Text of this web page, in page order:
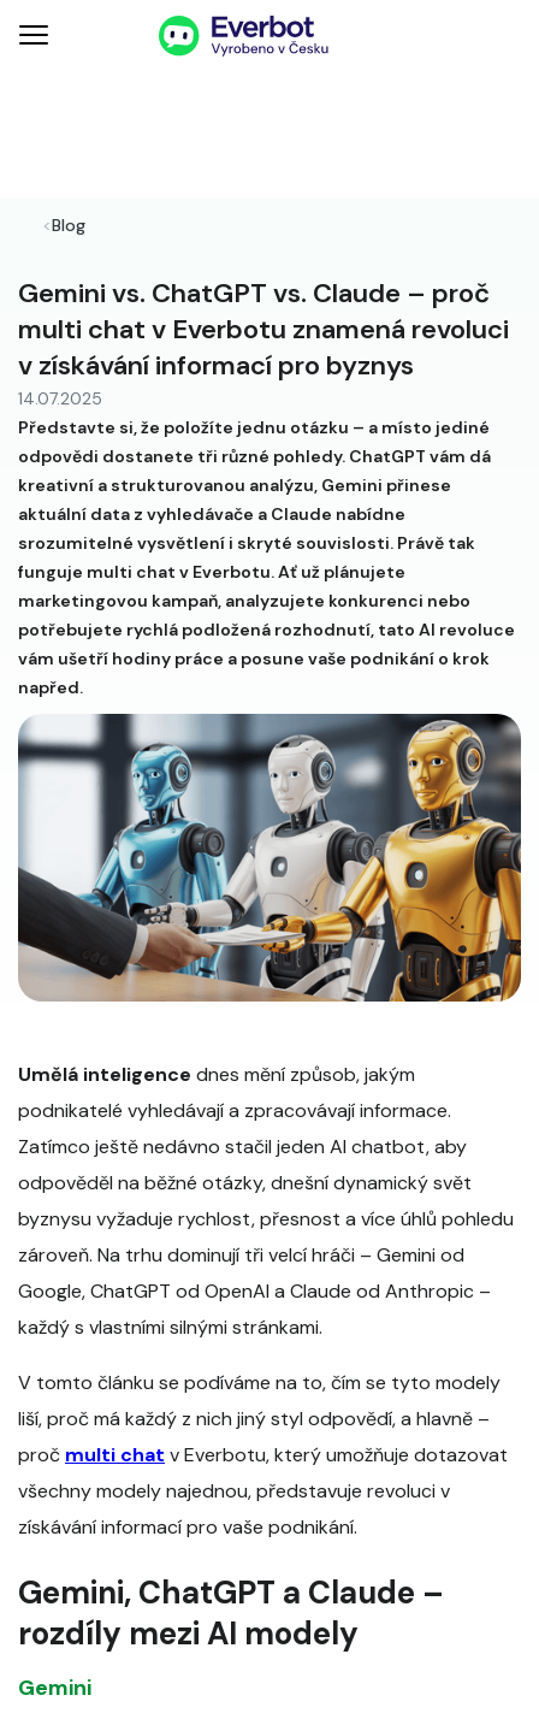
<Blog
Gemini vs. ChatGPT vs. Claude – proč
multi chat v Everbotu znamená revoluci
v získávání informací pro byznys
14.07.2025
Představte si, že položíte jednu otázku – a místo jediné
odpovědi dostanete tři různé pohledy. ChatGPT vám dá
kreativní a strukturovanou analýzu, Gemini přinese
aktuální data z vyhledávače a Claude nabídne
srozumitelné vysvětlení i skryté souvislosti. Právě tak
funguje multi chat v Everbotu. Ať už plánujete
marketingovou kampaň, analyzujete konkurenci nebo
potřebujete rychlá podložená rozhodnutí, tato AI revoluce
vám ušetří hodiny práce a posune vaše podnikání o krok
napřed.
Umělá inteligence dnes mění způsob, jakým
podnikatelé vyhledávají a zpracovávají informace.
Zatímco ještě nedávno stačil jeden AI chatbot, aby
odpověděl na běžné otázky, dnešní dynamický svět
byznysu vyžaduje rychlost, přesnost a více úhlů pohledu
zároveň. Na trhu dominují tři velcí hráči – Gemini od
Google, ChatGPT od OpenAI a Claude od Anthropic –
každý s vlastními silnými stránkami.
V tomto článku se podíváme na to, čím se tyto modely
liší, proč má každý z nich jiný styl odpovědí, a hlavně –
proč multi chat v Everbotu, který umožňuje dotazovat
všechny modely najednou, představuje revoluci v
získávání informací pro vaše podnikání.
Gemini, ChatGPT a Claude –
rozdíly mezi AI modely
Gemini